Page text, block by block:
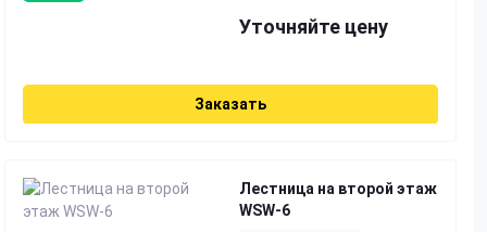
Уточняйте цену
Заказать
Лестница на второй этаж
WSW-6